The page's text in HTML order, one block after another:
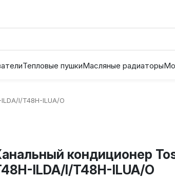
Тепловые пушкиМасляные радиаторы
I/T48H-ILUA/O
кондиционер
ILDA/I/T48H-ILUA/O